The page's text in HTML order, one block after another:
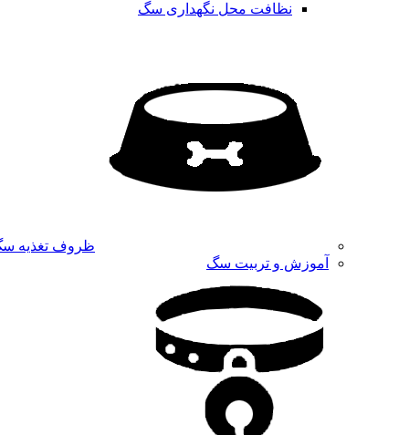
نظافت محل نگهداری سگ
ظروف تغذیه
آموزش و تربیت سگ